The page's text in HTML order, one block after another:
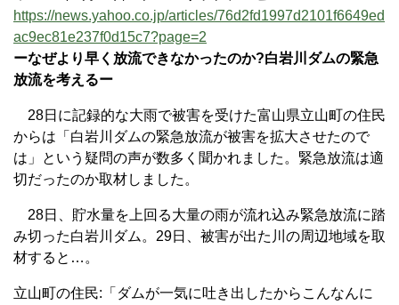
https://news.yahoo.co.jp/articles/76d2fd1997d2101f6649ed
ac9ec81e237f0d15c7?page=2
ーなぜより早く放流できなかったのか?白岩川ダムの緊急
放流を考えるー
28日に記録的な大雨で被害を受けた富山県立山町の住民
からは「白岩川ダムの緊急放流が被害を拡大させたので
は」という疑問の声が数多く聞かれました。緊急放流は適
切だったのか取材しました。
28日、貯水量を上回る大量の雨が流れ込み緊急放流に踏
み切った白岩川ダム。29日、被害が出た川の周辺地域を取
材すると…。
立山町の住民:「ダムが一気に吐き出したからこんなんに